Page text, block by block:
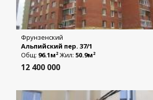
Фрунзенский
Альпийский пер. 37/1
Общ: 96.1м2 Жил: 50.9м2
12 400 000